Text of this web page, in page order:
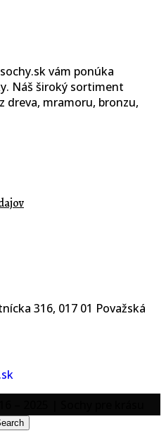
vám ponúka
Náš široký sortiment
dreva, mramoru, bronzu,
316, 017 01 Považská